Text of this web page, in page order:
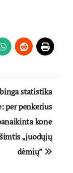
statistika
per penkerius
kone
„juodųjų
dėmių”